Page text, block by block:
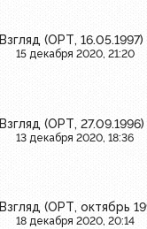
Взгляд (ОРТ, 16.05.1997)
15 декабря 2020, 21:20
Взгляд (ОРТ, 27.09.1996)
13 декабря 2020, 18:36
Взгляд (ОРТ, октябрь
18 декабря 2020, 20:14